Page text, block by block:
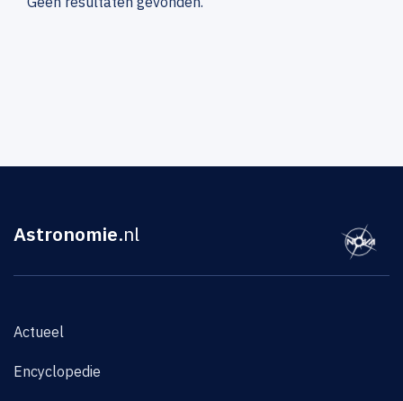
Astronomie.nl
Actueel
Encyclopedie